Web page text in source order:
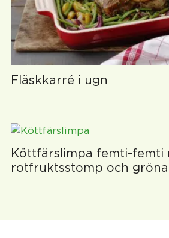
Fläskkarré i ugn
Köttfärslimpa femti-femti
rotfruktsstomp och